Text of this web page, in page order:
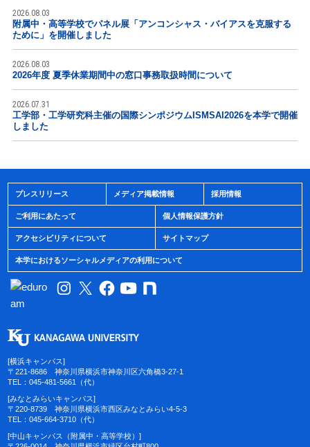
2026.08.03
附属中・高等学校でパネル展「アンコンシャス・バイアスを克服する
ために」を開催しました
2026.08.03
2026年度 夏季休業期間中の窓口事務取扱時間について
2026.07.31
工学部・工学研究科主催の国際シンポジウムISMSAI2026を本学で開催
しました
プレスリリース メディア掲載情報 採用情報
ご利用にあたって 個人情報保護方針
アクセシビリティについて サイトマップ
本学におけるソーシャルメディアの利用について
[横浜キャンパス]
〒221-8686 神奈川県横浜市神奈川区六角橋3-27-1
TEL：045-481-5661（代）
[みなとみらいキャンパス]
〒220-8739 神奈川県横浜市西区みなとみらい4-5-3
TEL：045-664-3710（代）
[中山キャンパス（附属中・高等学校）]